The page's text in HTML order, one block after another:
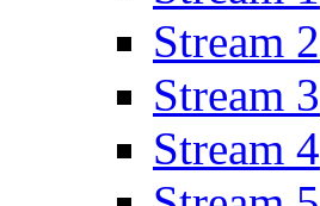
Stream 2
Stream 3
Stream 4